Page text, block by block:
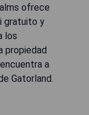
ofrece
gratuito y
los
propiedad
a
Gatorland.